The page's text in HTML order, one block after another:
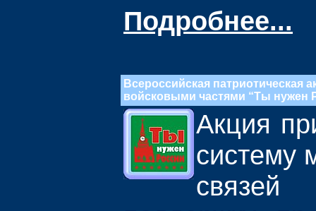
Подробнее...
Всероссийская патриотическая
войсковыми частями “Ты нужен
Акция
систему